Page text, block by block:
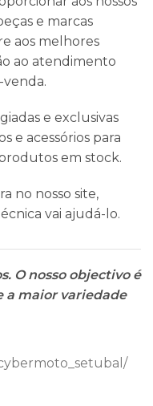
e marcas
aos melhores
ao atendimento
venda.
e exclusivas
e acessórios para
em stock.
no nosso site,
vai ajudá-lo.
O nosso objectivo é
a maior variedade